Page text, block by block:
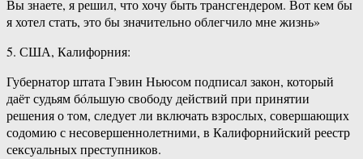
Вы знаете, я решил, что хочу быть трансгендером. Вот кем бы
я хотел стать, это бы значительно облегчило мне жизнь»
5. США, Калифорния:
Губернатор штата Гэвин Ньюсом подписал закон, который
даёт судьям бóльшую свободу действий при принятии
решения о том, следует ли включать взрослых, совершающих
содомию с несовершеннолетними, в Калифорнийский реестр
сексуальных преступников.